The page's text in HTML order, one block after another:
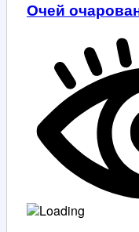
Очей